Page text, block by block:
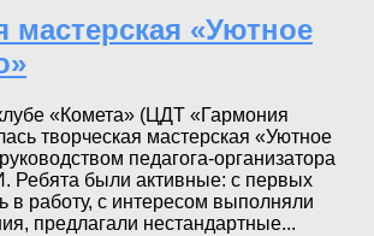
мастерская «Уютное
«Комета» (ЦДТ «Гармония
творческая мастерская «Уютное
педагога-организатора
Ребята были активные: с первых
в работу, с интересом выполняли
предлагали нестандартные...